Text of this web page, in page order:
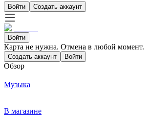
Войти Создать аккаунт
Войти
Карта не нужна. Отмена в любой момент.
Создать аккаунт Войти
Обзор
Музыка
В магазине